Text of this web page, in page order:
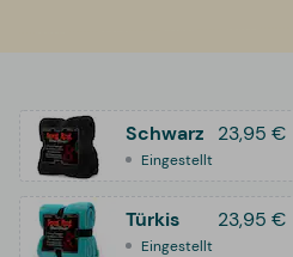
Schwarz 23,95 €
Eingestellt
Türkis 23,95 €
Eingestellt